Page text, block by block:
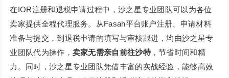
在IOR注册和退税申请过程中，沙之星专业团队可以为各位
卖家提供全程代理服务。从Fasah平台账户注册、申请材料
准备与提交，到退税申请的填写与审核跟进，均由沙之星专
业团队代为操作， 卖家无需亲自前往沙特，节省时间和精
力。同时，沙之星专业团队凭借丰富的实战经验，能够高效